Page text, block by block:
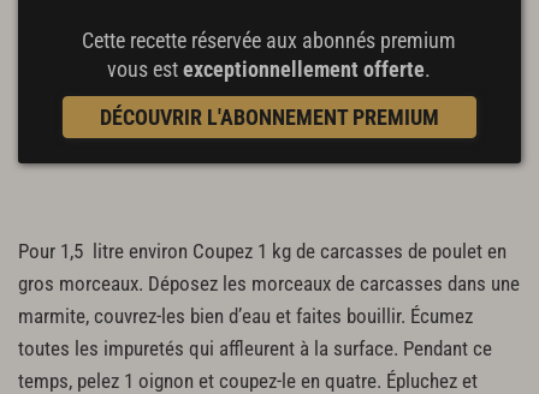
Cette recette réservée aux abonnés premium
vous estexceptionnellement offerte.
DÉCOUVRIR L'ABONNEMENT PREMIUM
Pour 1,5 litre environ Coupez 1 kg de carcasses de poulet en
gros morceaux. Déposez les morceaux de carcasses dans une
marmite, couvrez-les bien d’eau et faites bouillir. Écumez
toutes les impuretés qui affleurent à la surface. Pendant ce
temps, pelez 1 oignon et coupez-le en quatre. Épluchez et